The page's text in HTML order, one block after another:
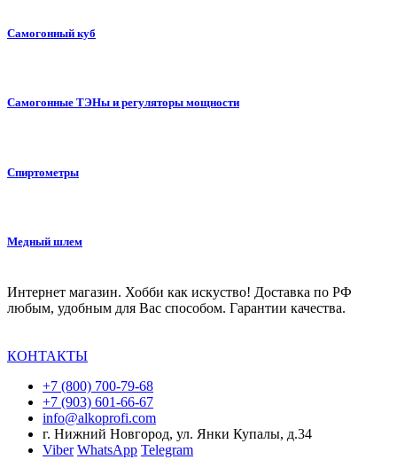
Самогонный куб
Самогонные ТЭНы и регуляторы мощности
Спиртометры
Медный шлем
Интернет магазин. Хобби как искуство! Доставка по РФ
любым, удобным для Вас способом. Гарантии качества.
КОНТАКТЫ
+7 (800) 700-79-68
+7 (903) 601-66-67
info@alkoprofi.com
г. Нижний Новгород, ул. Янки Купалы, д.34
Viber WhatsApp Telegram